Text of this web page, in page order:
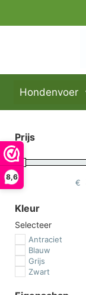
8,6
Hondenvoer
Prijs
€
Kleur
Selecteer
Antraciet
Blauw
Grijs
Zwart